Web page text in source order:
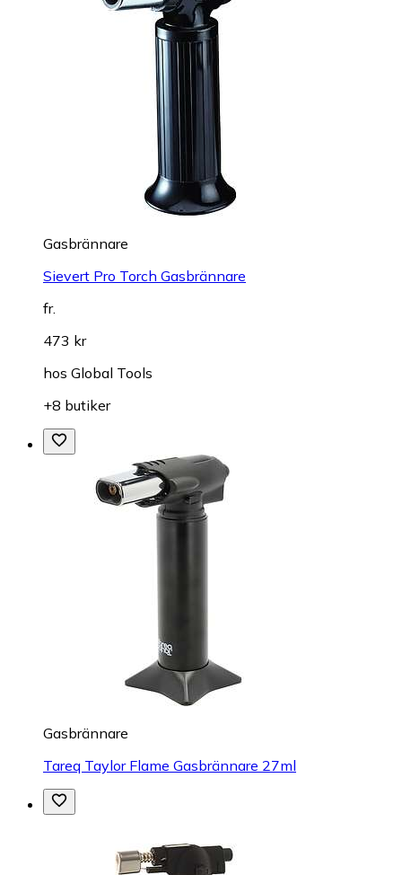
Gasbrännare
Sievert Pro Torch Gasbrännare
fr.
473 kr
hos Global Tools
+8 butiker
Gasbrännare
Tareq Taylor Flame Gasbrännare 27ml